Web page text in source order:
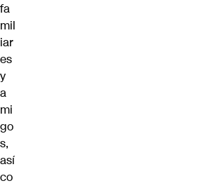
fa
mil
iar
es
y
a
mi
go
s,
así
co